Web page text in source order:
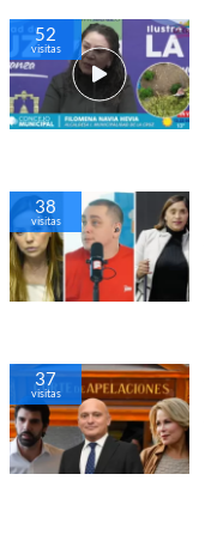
52
visitas
38
visitas
37
visitas